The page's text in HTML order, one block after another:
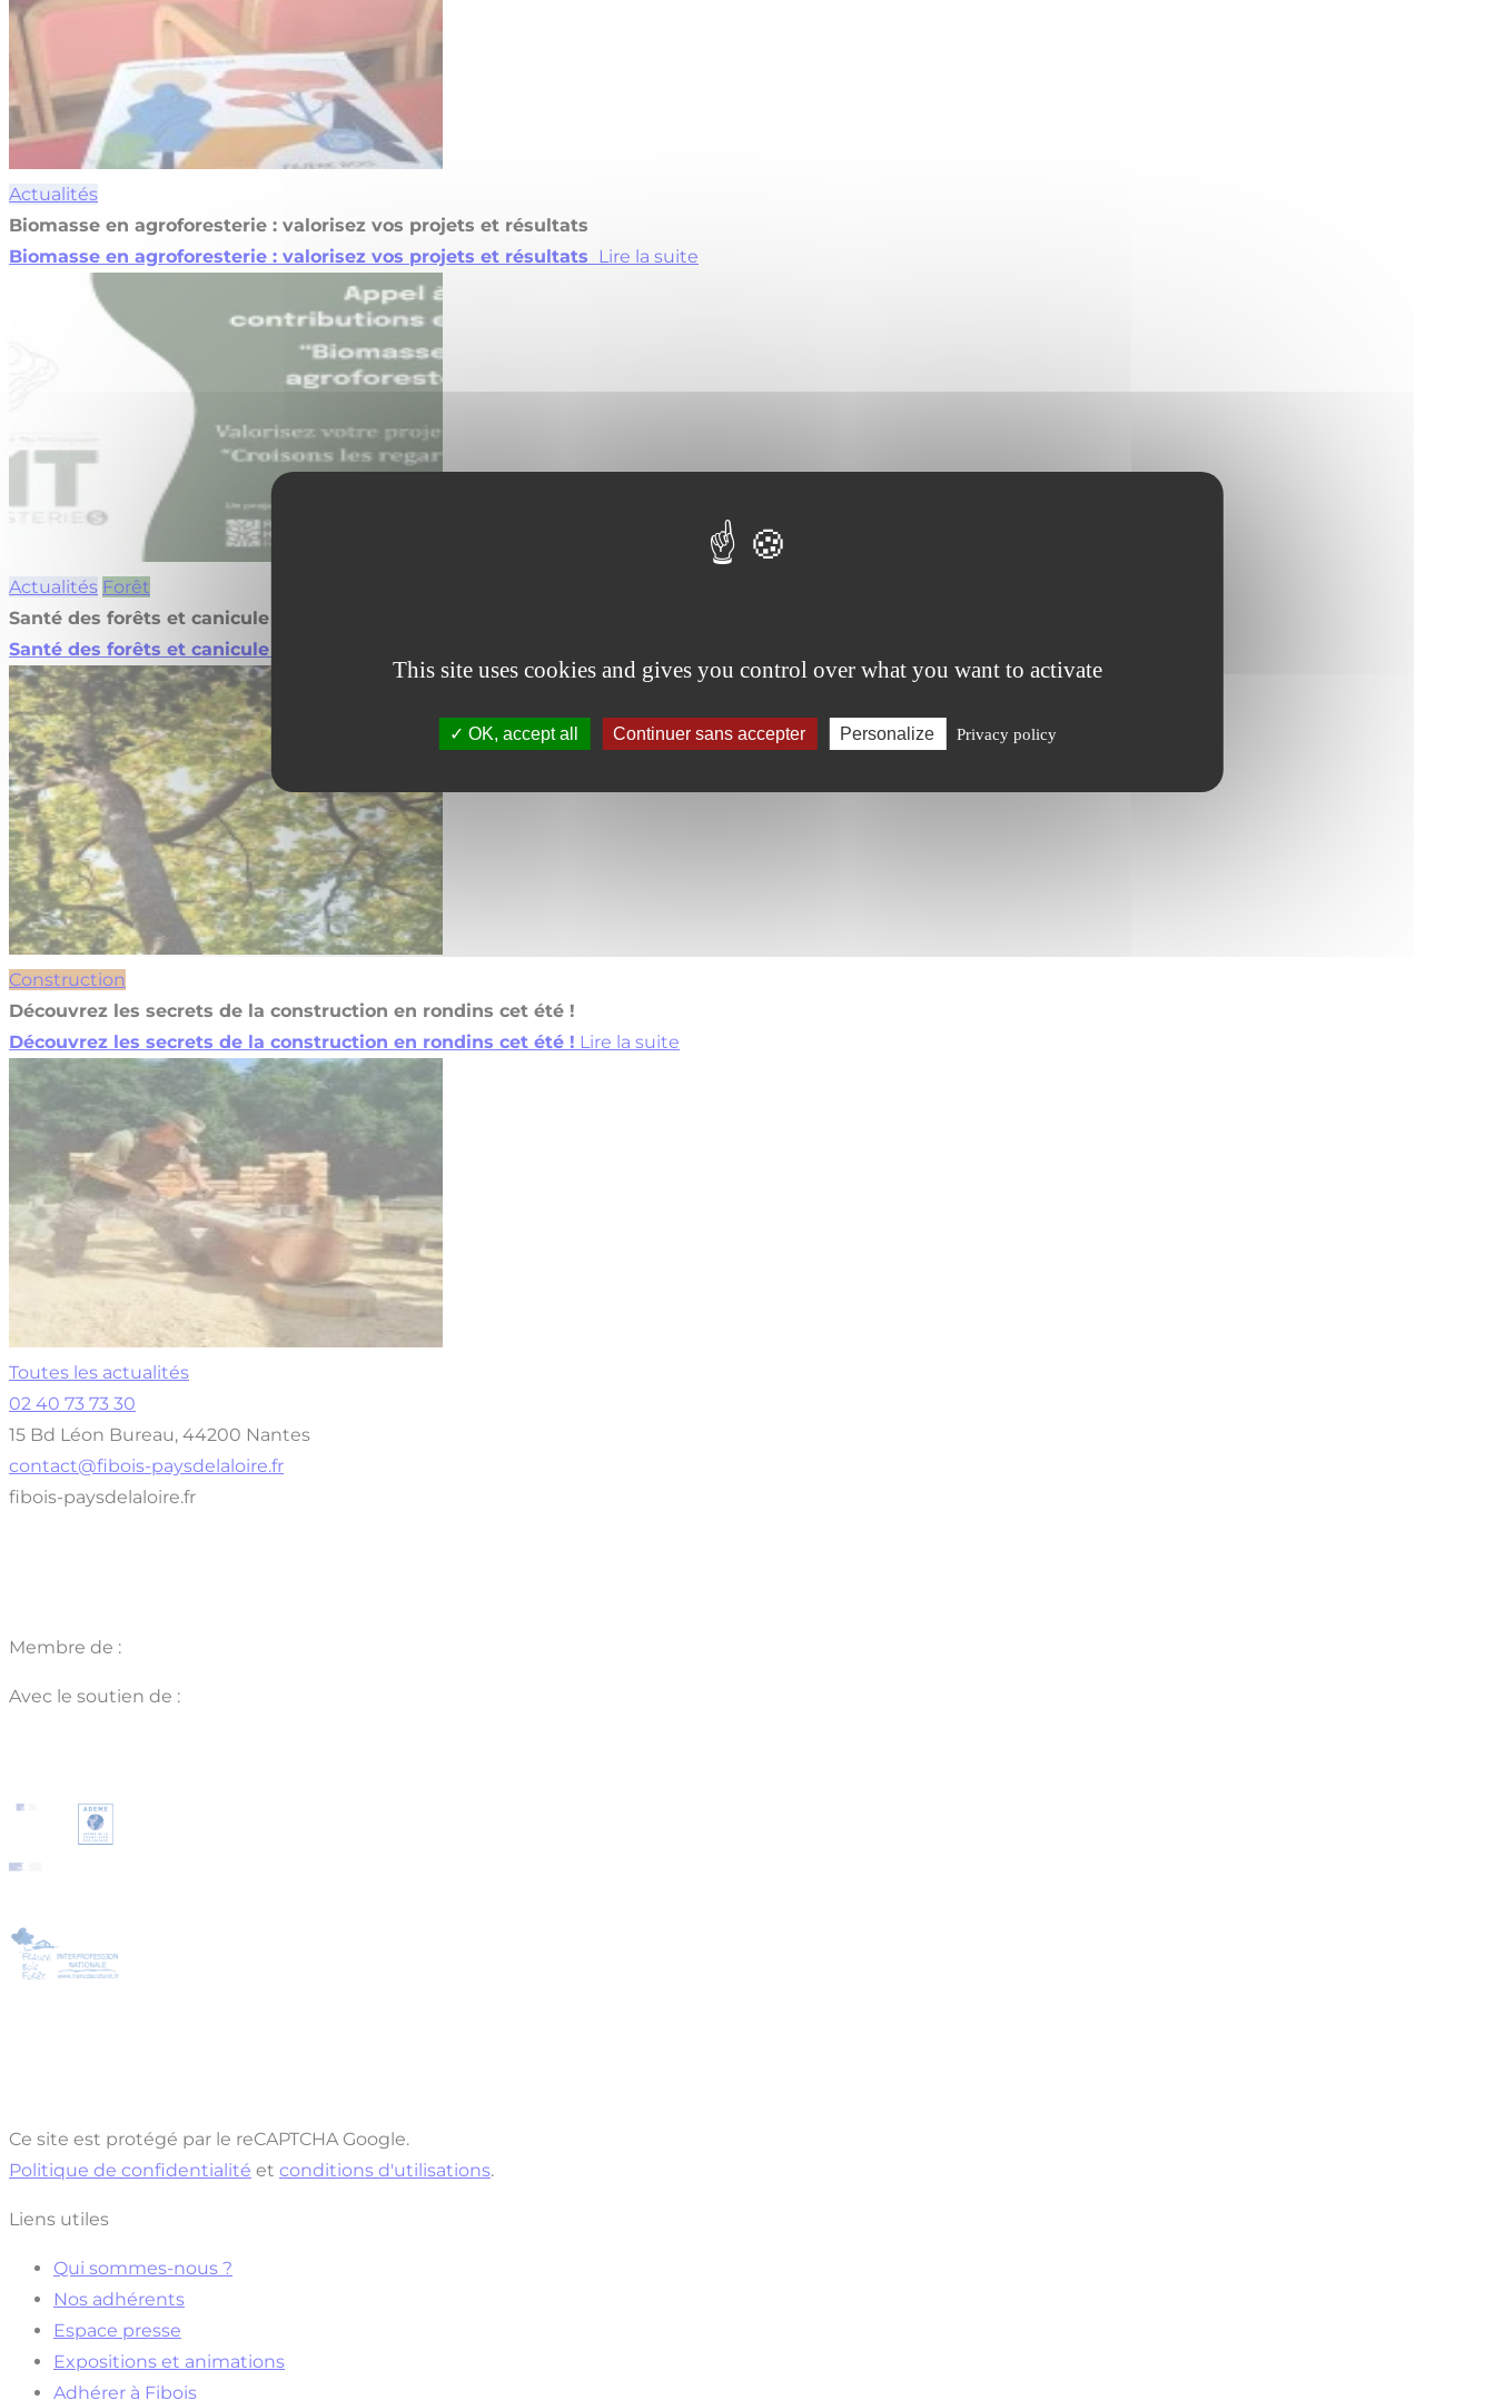
This site uses cookies and gives you control over what you want to activate
OK, accept all Continuer sans accepter Personalize Privacy policy
Actualités
Biomasse en agroforesterie : valorisez vos projets et résultats
Biomasse en agroforesterie : valorisez vos projets et résultats
Lire la suite
Actualités Forêt
Santé des forêts et canicule de juin
Santé des forêts et canicule de juin
Construction
Découvrez les secrets de la construction en rondins cet été !
Découvrez les secrets de la construction en rondins cet été ! Lire la suite
Toutes les actualités
02 40 73 73 30
15 Bd Léon Bureau, 44200 Nantes
contact@fibois-paysdelaloire.fr
fibois-paysdelaloire.fr
Membre de :
Avec le soutien de :
Ce site est protégé par le reCAPTCHA Google.
Politique de confidentialité et conditions d'utilisations.
Liens utiles
Qui sommes-nous ?
Nos adhérents
Espace presse
Expositions et animations
Adhérer à Fibois